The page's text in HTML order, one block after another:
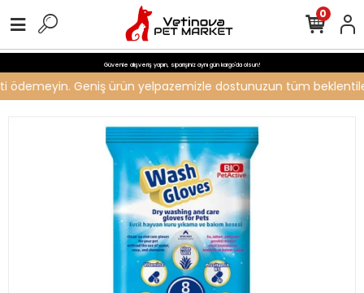
Güvenle alışveriş yapın, siparişiniz aynı gün kargo'da olsun!
Geniş ürün yelpazemizle dostunuzun tüm
0